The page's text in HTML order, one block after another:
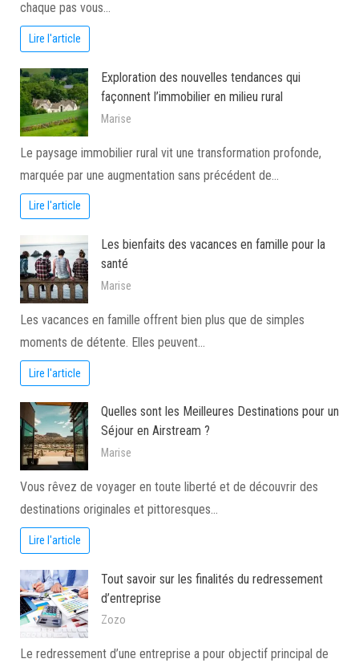
chaque pas vous…
Lire l'article
Exploration des nouvelles tendances qui
façonnent l’immobilier en milieu rural
Marise
Le paysage immobilier rural vit une transformation profonde,
marquée par une augmentation sans précédent de…
Lire l'article
Les bienfaits des vacances en famille pour la
santé
Marise
Les vacances en famille offrent bien plus que de simples
moments de détente. Elles peuvent…
Lire l'article
Quelles sont les Meilleures Destinations pour un
Séjour en Airstream ?
Marise
Vous rêvez de voyager en toute liberté et de découvrir des
destinations originales et pittoresques…
Lire l'article
Tout savoir sur les finalités du redressement
d’entreprise
Zozo
Le redressement d’une entreprise a pour objectif principal de